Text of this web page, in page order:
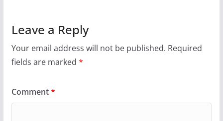
Leave a Reply
Your email address will not be published. Required
fields are marked *
Comment*